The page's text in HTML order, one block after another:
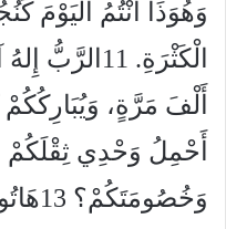
وَهُوَذَا أَنْتُمُ الْيَوْمَ
الْكَثْرَةِ.
أَحْمِلُ وَحْدِي